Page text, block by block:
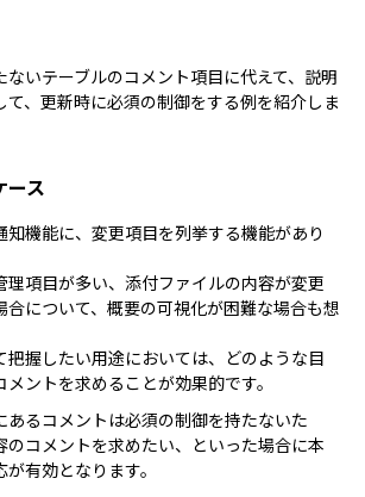
ないテーブルのコメント項目に代えて、説明
て、更新時に必須の制御をする例を紹介しま
ース
知機能に、変更項目を列挙する機能があり
理項目が多い、添付ファイルの内容が変更
合について、概要の可視化が困難な場合も想
把握したい用途においては、どのような目
ントを求めることが効果的です。
あるコメント は必須の制御を持たないた
のコメントを求めたい、といった場合に本
有効となります。